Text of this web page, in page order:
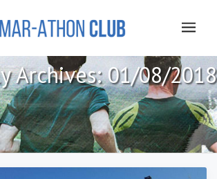
Archives:01/08/2018